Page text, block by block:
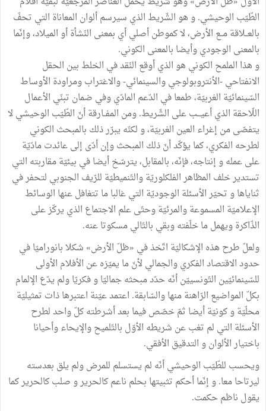
الطّيّب الوحيشي. و هو الشّريط الذي سيرسم ألوان المعاناة التي تحفّ
بالعــلاقة مــع الأرض، لا كموطن أصلي أي بمعنى النّشأة أو الميلاد، وإنّما
بالمعنى الوجودي وأيضا بالمعنى الكوني.
و هذا الملمح الكوني هو الذي أوقع النّقد في الخلط بين الحقل
الانفتاحي -الأنتروبولوجي والسينمائي- والاغتراب ومراودة الأوساط
السّينمائيّة الغربيّة، طمعا في الدّعم المادّي وفي ضمان تبنّي الأعمال
اللّاحقة الذي أعيـــب على الشّريط. ومن المفــارقة أنّ الطّيّب الوحيشي لا
يتفصّى من إغراء العين الغربيّة، و لكنّه يبرّر ذلك بالمبحث الكوني
لطرحه الفكري، كما يؤكّد أنّ ذلك المبحث وإن أدّى إلى عائدت مادّيّة
على عمله و إنتاجه، فإنّه، بالمقابل، يترسّخ أيضا في بيئيّة مقاربته التي
تستدير خلف المظاهر الفلكلوريّة والتّنميطيّة للرّيف الجنوبي لتحفر في
ثناياها و تحيّر الأسئلة الوجوديّة التي غالبا ما تتغافل عنها الوسائط
الإعلاميّة المسموعة والمرئيّة وحتّى علم الاجتماع الذي يركّز على
الذّاكرة ويهمل ما خلّفته وبقي بالتّالي مسكوتا عنه.
ولعلّ طرح هذه الإشكاليّة اتّخذ في «ظلّ الأرض» شكلا بانوراميّا في
حدود الاقتصاد الفكري والجمالي لأنّ ما يميّزه عن الأفلام الأولى
للسّينمائيّين التّونسييّن أنّه حدّد مبحثه جماليّا و فكريّا ولم يدّع الإلمام
بكلّ المواضيع الرّاهنة منها والسّابقة. اعتمد عيّنة اعتبرها ذات تمثيليّة
محلّيّة و كونيّة أيضا ثمّ خصّص فيما بعد أشرطته كلّ واحد لطرح
الأسئلة التي لم تغب عن شريطه الأوّل بالتّلميح والإيحاء وأحيانا
باختيار الألوان و التدقيق الأفقي.
ويحسب للطّيّب الوحيشي أنّه لم يستسلم للمرض ولم يلق بعدسته
ليرتاحا معا. و إنّما أحكم تثبيتها بحلم ناعم كالحرير و صلب كالحرير كما
يقول ناظم حكمت.